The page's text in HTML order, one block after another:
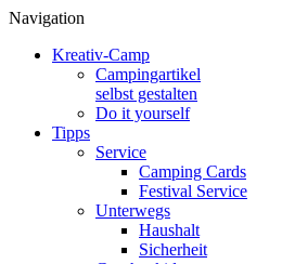
Navigation
Kreativ-Camp
Campingartikel
selbst gestalten
Do it yourself
Tipps
Service
Camping Cards
Festival Service
Unterwegs
Haushalt
Sicherheit